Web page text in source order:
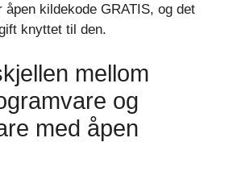
kildekode GRATIS, og det
knyttet til den.
mellom
og
med åpen